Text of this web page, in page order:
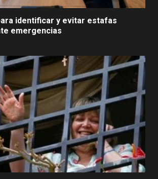
identificar y evitar estafas
emergencias